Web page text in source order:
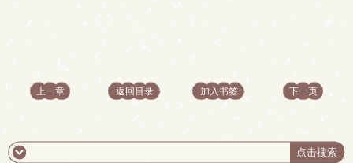
上一章 返回目录 加入书签 下一页